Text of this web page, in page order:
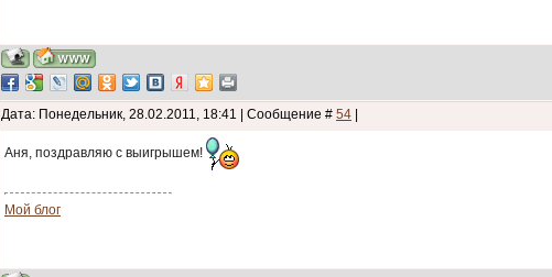
Дата: Понедельник, 28.02.2011, 18:41 | Сообщение # 54
Аня, поздравляю с выигрышем!
Мой блог